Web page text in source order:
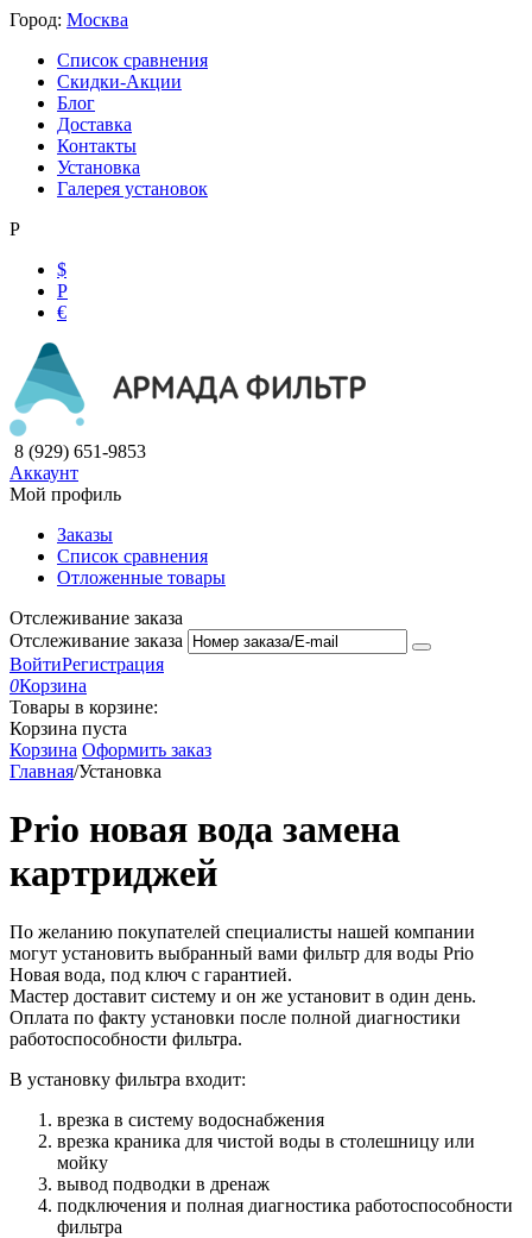
Город: Москва
Список сравнения
Скидки-Акции
Блог
Доставка
Контакты
Установка
Галерея установок
Р
$
Р
€
8 (929) 651-9853
Аккаунт
Мой профиль
Заказы
Список сравнения
Отложенные товары
Отслеживание заказа
Отслеживание заказа
ВойтиРегистрация
0Корзина
Товары в корзине:
Корзина пуста
Корзина Оформить заказ
Главная/Установка
Prio новая вода замена
картриджей
По желанию покупателей специалисты нашей компании
могут установить выбранный вами фильтр для воды Prio
Новая вода, под ключ с гарантией.
Мастер доставит систему и он же установит в один день.
Оплата по факту установки после полной диагностики
работоспособности фильтра.
В установку фильтра входит:
врезка в систему водоснабжения
врезка краника для чистой воды в столешницу или
мойку
вывод подводки в дренаж
подключения и полная диагностика работоспособности
фильтра